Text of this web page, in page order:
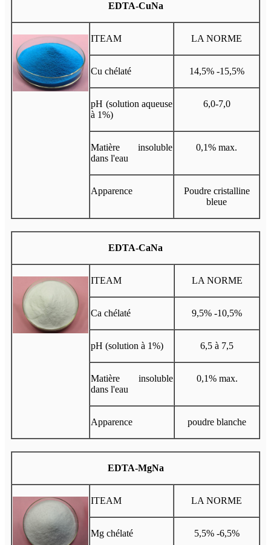
EDTA-CuNa
ITEAM LA NORME
Cu chélaté 14,5% -15,5%
pH (solution aqueuse
à 1%)
6,0-7,0
Matière insoluble
dans l'eau
0,1% max.
Apparence
Poudre cristalline
bleue
EDTA-CaNa
ITEAM LA NORME
Ca chélaté 9,5% -10,5%
pH (solution à 1%) 6,5 à 7,5
Matière insoluble
dans l'eau
0,1% max.
Apparence poudre blanche
EDTA-MgNa
ITEAM LA NORME
Mg chélaté 5,5% -6,5%